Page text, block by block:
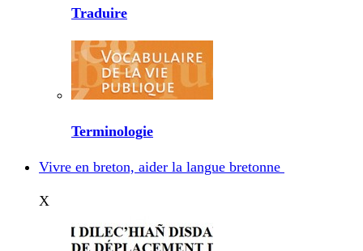
Traduire
Terminologie
Vivre en breton, aider la langue bretonne
X